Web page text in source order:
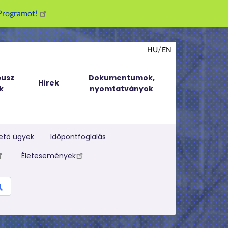
Hírek
Dokumentumok,
nyomtatványok
HU EN
ügyek
Időpontfoglalás
Életesemények